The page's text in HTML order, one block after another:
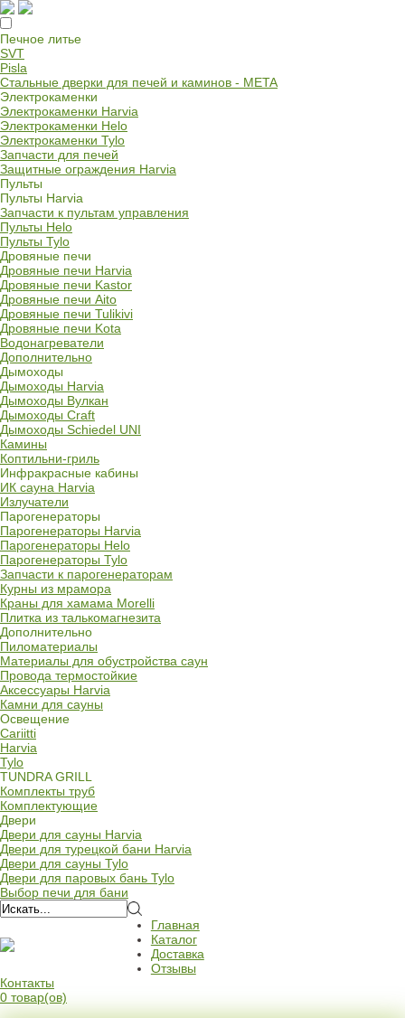
Печное литье
SVT
Pisla
Стальные дверки для печей и каминов - META
Электрокаменки
Электрокаменки Harvia
Электрокаменки Helo
Электрокаменки Tylo
Запчасти для печей
Защитные ограждения Harvia
Пульты
Пульты Harvia
Запчасти к пультам управления
Пульты Helo
Пульты Tylo
Дровяные печи
Дровяные печи Harvia
Дровяные печи Kastor
Дровяные печи Aito
Дровяные печи Tulikivi
Дровяные печи Kota
Водонагреватели
Дополнительно
Дымоходы
Дымоходы Harvia
Дымоходы Вулкан
Дымоходы Craft
Дымоходы Schiedel UNI
Камины
Коптильни-гриль
Инфракрасные кабины
ИК сауна Harvia
Излучатели
Парогенераторы
Парогенераторы Harvia
Парогенераторы Helo
Парогенераторы Tylo
Запчасти к парогенераторам
Курны из мрамора
Краны для хамама Morelli
Плитка из талькомагнезита
Дополнительно
Пиломатериалы
Материалы для обустройства саун
Провода термостойкие
Аксессуары Harvia
Камни для сауны
Освещение
Cariitti
Harvia
Tylo
TUNDRA GRILL
Комплекты труб
Комплектующие
Двери
Двери для сауны Harvia
Двери для турецкой бани Harvia
Двери для сауны Tylo
Двери для паровых бань Tylo
Выбор печи для бани
Главная
Каталог
Доставка
Отзывы
Контакты
0 товар(ов)